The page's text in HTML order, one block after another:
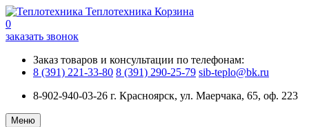
Теплотехника Корзина
0
заказать звонок
Заказ товаров и консультации по телефонам:
8 (391) 221-33-80 8 (391) 290-25-79 sib-teplo@bk.ru
8-902-940-03-26 г. Красноярск, ул. Маерчака, 65, оф. 223
Меню